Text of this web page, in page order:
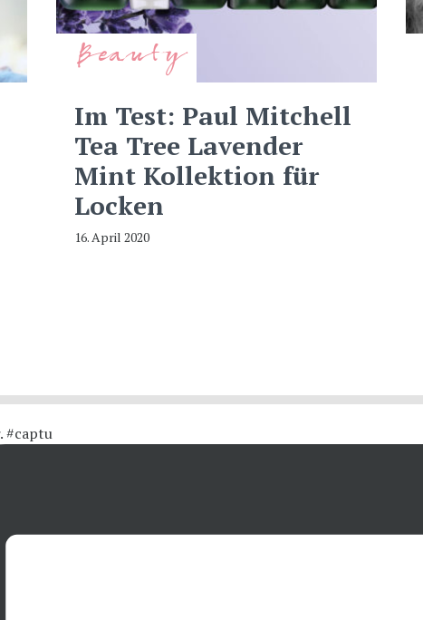
Beauty
Im Test: Paul Mitchell
Tea Tree Lavender
Mint Kollektion für
Locken
16. April 2020
#captu